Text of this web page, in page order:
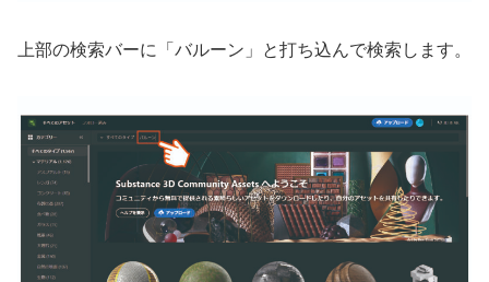
上部の検索バーに「バルーン」と打ち込んで検索します。